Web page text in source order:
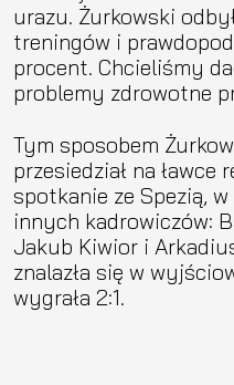
urazu. Żurkowski
treningów i
procent. Chcieliśmy
problemy zdrowotne
Tym sposobem
przesiedział na ławce
spotkanie ze Spezią,
innych kadrowiczów:
Jakub Kiwior i
znalazła się w
wygrała 2:1.